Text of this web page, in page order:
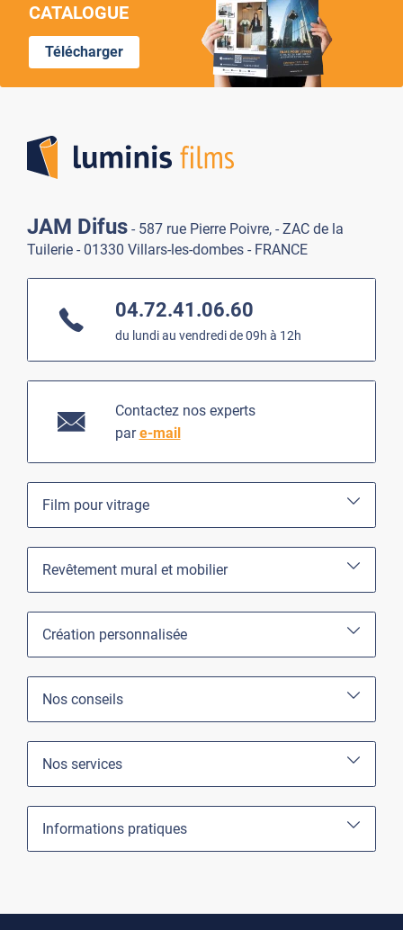
CATALOGUE
Télécharger
JAM Difus - 587 rue Pierre Poivre, - ZAC de la
Tuilerie - 01330 Villars-les-dombes - FRANCE
04.72.41.06.60
du lundi au vendredi de 09h à 12h
Contactez nos experts
pare-mail
Film pour vitrage
Revêtement mural et mobilier
Création personnalisée
Nos conseils
Nos services
Informations pratiques